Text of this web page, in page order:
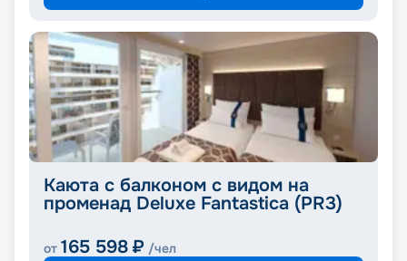
Каюта с балконом с видом на
променад Deluxe Fantastica (PR3)
от 165 598 ₽ /чел